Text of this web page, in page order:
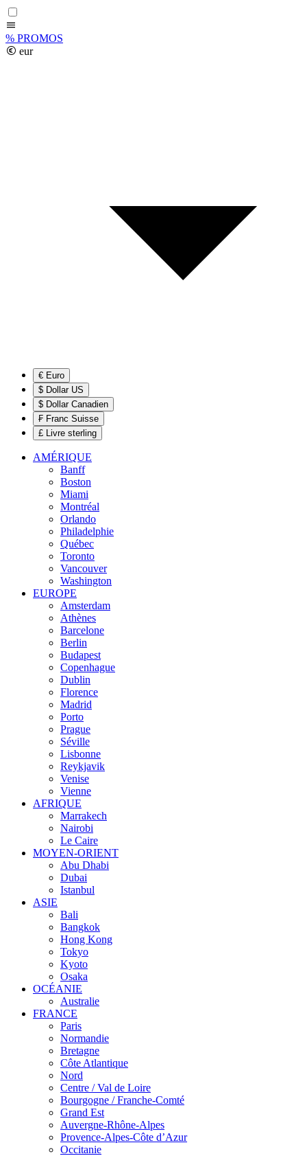
% PROMOS
eur
€ Euro
$ Dollar US
$ Dollar Canadien
₣ Franc Suisse
£ Livre sterling
AMÉRIQUE
Banff
Boston
Miami
Montréal
Orlando
Philadelphie
Québec
Toronto
Vancouver
Washington
EUROPE
Amsterdam
Athènes
Barcelone
Berlin
Budapest
Copenhague
Dublin
Florence
Madrid
Porto
Prague
Séville
Lisbonne
Reykjavik
Venise
Vienne
AFRIQUE
Marrakech
Nairobi
Le Caire
MOYEN-ORIENT
Abu Dhabi
Dubai
Istanbul
ASIE
Bali
Bangkok
Hong Kong
Tokyo
Kyoto
Osaka
OCÉANIE
Australie
FRANCE
Paris
Normandie
Bretagne
Côte Atlantique
Nord
Centre / Val de Loire
Bourgogne / Franche-Comté
Grand Est
Auvergne-Rhône-Alpes
Provence-Alpes-Côte d’Azur
Occitanie